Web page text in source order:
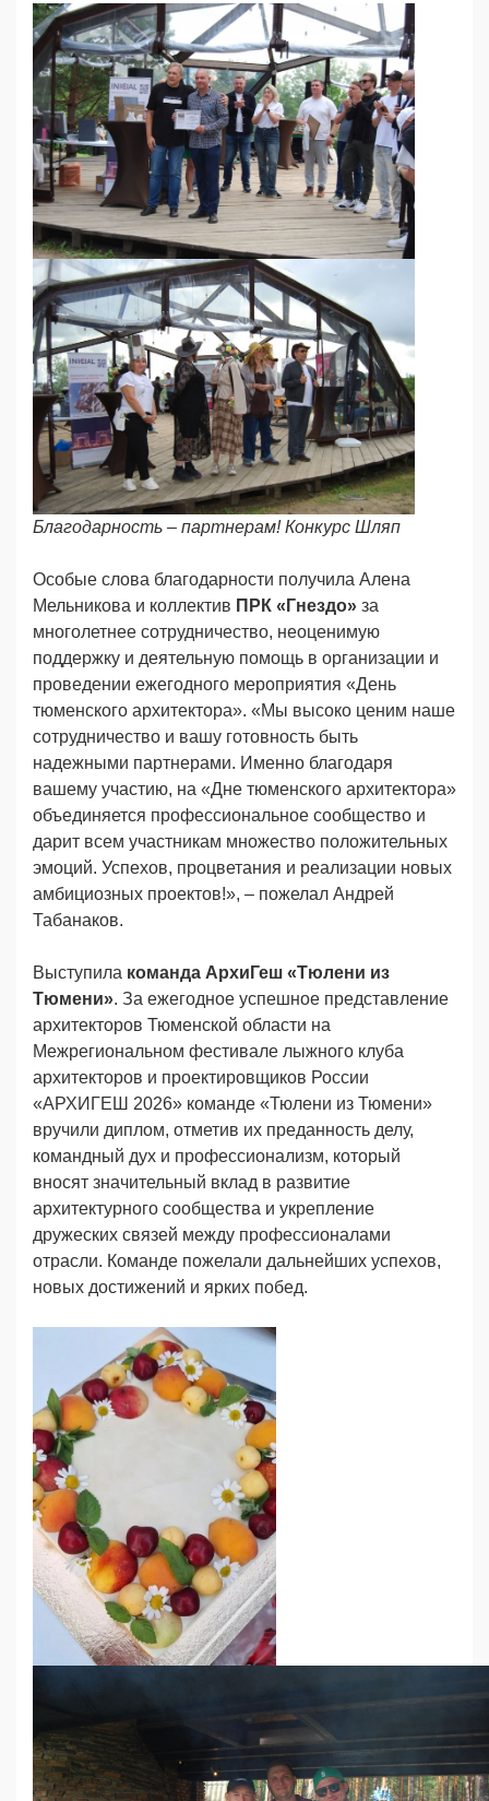
Благодарность – партнерам! Конкурс Шляп
Особые слова благодарности получила Алена
Мельникова и коллектив ПРК «Гнездо» за
многолетнее сотрудничество, неоценимую
поддержку и деятельную помощь в организации и
проведении ежегодного мероприятия «День
тюменского архитектора». «Мы высоко ценим наше
сотрудничество и вашу готовность быть
надежными партнерами. Именно благодаря
вашему участию, на «Дне тюменского архитектора»
объединяется профессиональное сообщество и
дарит всем участникам множество положительных
эмоций. Успехов, процветания и реализации новых
амбициозных проектов!», – пожелал Андрей
Табанаков.
Выступила команда АрхиГеш «Тюлени из
Тюмени». За ежегодное успешное представление
архитекторов Тюменской области на
Межрегиональном фестивале лыжного клуба
архитекторов и проектировщиков России
«АРХИГЕШ 2026» команде «Тюлени из Тюмени»
вручили диплом, отметив их преданность делу,
командный дух и профессионализм, который
вносят значительный вклад в развитие
архитектурного сообщества и укрепление
дружеских связей между профессионалами
отрасли. Команде пожелали дальнейших успехов,
новых достижений и ярких побед.